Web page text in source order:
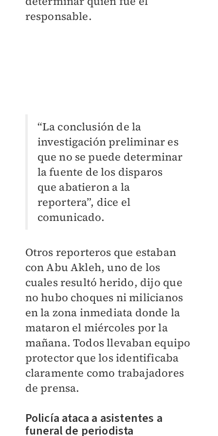
responsable.
“La conclusión de la
investigación preliminar es
que no se puede determinar
la fuente de los disparos
que abatieron a la
reportera”, dice el
comunicado.
Otros reporteros que estaban
con Abu Akleh, uno de los
cuales resultó herido, dijo que
no hubo choques ni milicianos
en la zona inmediata donde la
mataron el miércoles por la
mañana. Todos llevaban equipo
protector que los identificaba
claramente como trabajadores
de prensa.
Policía ataca a asistentes a
funeral de periodista